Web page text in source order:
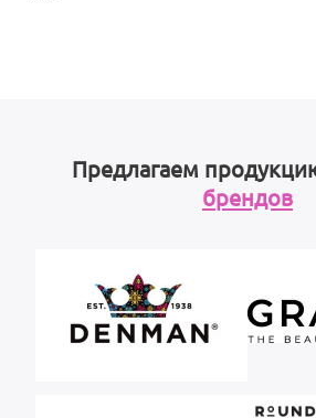
Предлагаем
брендов